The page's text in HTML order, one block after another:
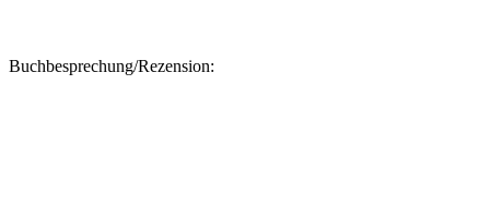
Buchbesprechung/Rezension: